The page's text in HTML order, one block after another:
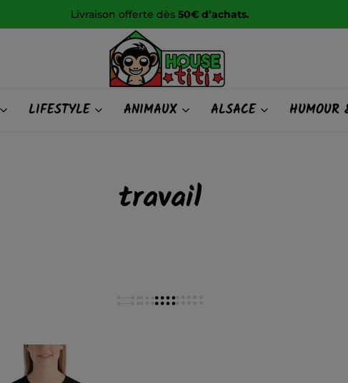
Livraison offerte dès 50€ d’achats.
LIFESTYLE ANIMAUX ALSACE HUMOUR
travail